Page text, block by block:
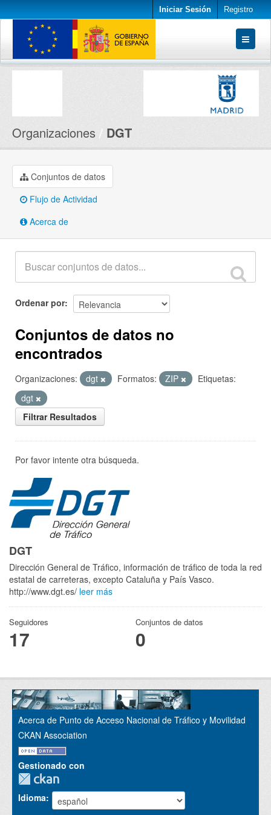
Iniciar Sesión Registro
Conjuntos de datos
Organizaciones DGT
Conjuntos de datos
Flujo de Actividad
Acerca de
Ordenar por
Conjuntos de datos no
encontrados
Organizaciones: dgt Formatos: ZIP
Etiquetas:
dgt
Filtrar Resultados
Por favor intente otra búsqueda.
DGT
Dirección General de Tráfico, información de tráfico de toda la red
estatal de carreteras, excepto Cataluña y País Vasco.
http://www.dgt.es/ leer más
Seguidores
17
Conjuntos de datos
0
Acerca de Punto de Acceso Nacional de Tráfico y Movilidad
CKAN Association
Gestionado con
Idioma